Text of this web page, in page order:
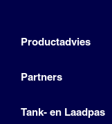
Productadvies
Partners
Tank- en Laadpas